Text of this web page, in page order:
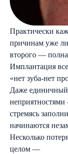
Практически
причинам уже
второго —
Имплантация
«нет зуба-нет
Даже единичный
неприятностями
стремясь
начинаются
Несколько
целом —